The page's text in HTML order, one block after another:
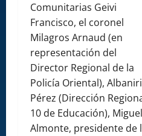
Comunitarias Geivi
Francisco, el coronel
Milagros Arnaud (en
representación del
Director Regional de la
Policía Oriental),
Pérez (Dirección
10 de Educación), Miguel
Almonte, presidente de